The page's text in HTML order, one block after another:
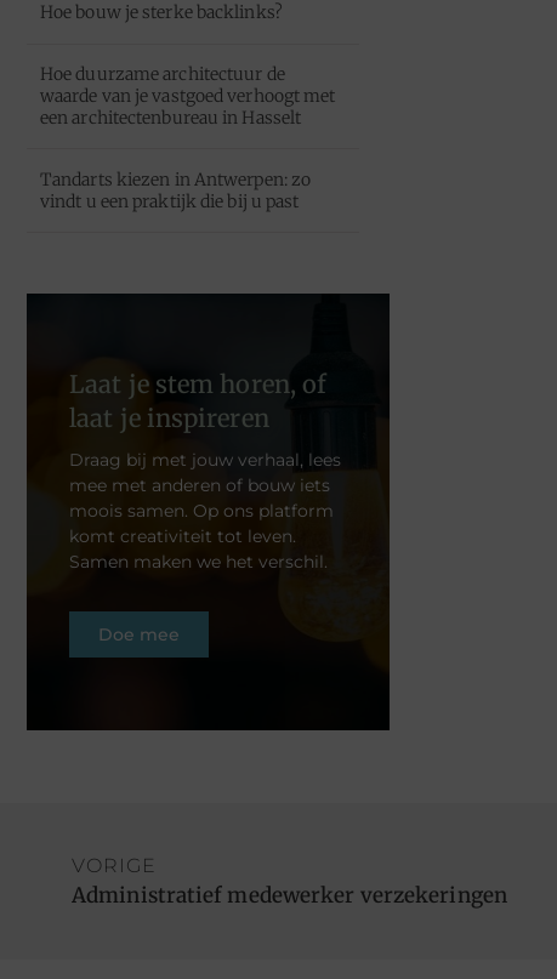
Hoe bouw je sterke backlinks?
Hoe duurzame architectuur de
waarde van je vastgoed verhoogt met
een architectenbureau in Hasselt
Tandarts kiezen in Antwerpen: zo
vindt u een praktijk die bij u past
Laat je stem horen, of
laat je inspireren
Draag bij met jouw verhaal, lees
mee met anderen of bouw iets
moois samen. Op ons platform
komt creativiteit tot leven.
Samen maken we het verschil.
Doe mee
VORIGE
Administratief medewerker verzekeringen